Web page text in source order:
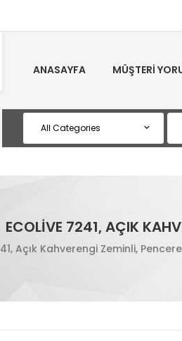
ANASAYFA MÜŞTERI
ECOLIVE 7241, AÇIK
Açık Kahverengi Zeminli,